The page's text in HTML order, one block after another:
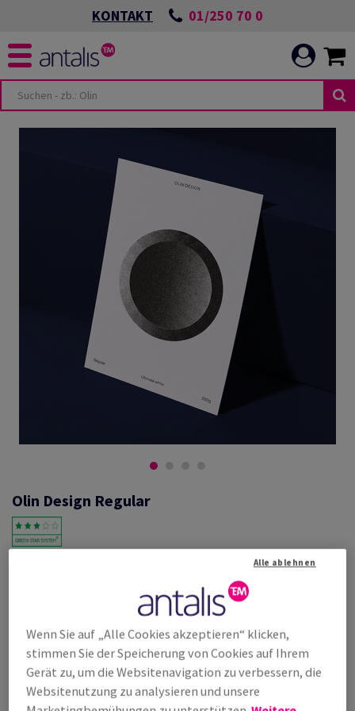
KONTAKT 01/250 70 0
Olin Design Regular
Olin, Regular, Ultimate White, holzfrei ECF, 170g/m2, 460mm x 640mm,
SB, Paket zu 250 Bogen/Blatt, FSC Mix Credit
Produkt weiterempfehlen
Listenpreis
25,00% Rabatt
möglich ab
Wenn Sie auf „Alle Cookies akzeptieren“ klicken,
stimmen Sie der Speicherung von Cookies auf Ihrem
Gerät zu, um die Websitenavigation zu verbessern, die
Websitenutzung zu analysieren und unsere
Alle ablehnen